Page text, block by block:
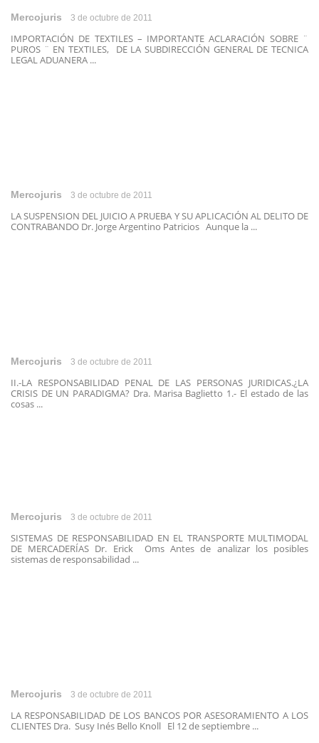
Mercojuris 3 de octubre de 2011
IMPORTACIÓN DE TEXTILES – IMPORTANTE ACLARACIÓN SOBRE ¨
PUROS ¨ EN TEXTILES, DE LA SUBDIRECCIÓN GENERAL DE TECNICA
LEGAL ADUANERA ...
Mercojuris 3 de octubre de 2011
LA SUSPENSION DEL JUICIO A PRUEBA Y SU APLICACIÓN AL DELITO DE
CONTRABANDO Dr. Jorge Argentino Patricios Aunque la ...
Mercojuris 3 de octubre de 2011
II.-LA RESPONSABILIDAD PENAL DE LAS PERSONAS JURIDICAS.¿LA
CRISIS DE UN PARADIGMA? Dra. Marisa Baglietto 1.- El estado de las
cosas ...
Mercojuris 3 de octubre de 2011
SISTEMAS DE RESPONSABILIDAD EN EL TRANSPORTE MULTIMODAL
DE MERCADERÍAS Dr. Erick Oms Antes de analizar los posibles
sistemas de responsabilidad ...
Mercojuris 3 de octubre de 2011
LA RESPONSABILIDAD DE LOS BANCOS POR ASESORAMIENTO A LOS
CLIENTES Dra. Susy Inés Bello Knoll El 12 de septiembre ...